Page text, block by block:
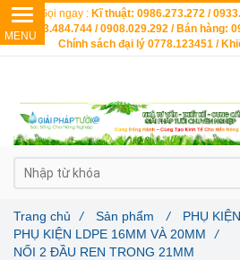
Trang chủ / Sản phẩm / PHỤ
PHỤ KIỆN LDPE 16MM VÀ 20MM
/
NỐI 2 ĐẦU REN TRONG 21MM
Gọi ngay : Kĩ thuật: 0986.273.272 /
0903.484.744 / 0908.029.292 / Bán hàng:
Chính sách đại lý 0778.123451 /